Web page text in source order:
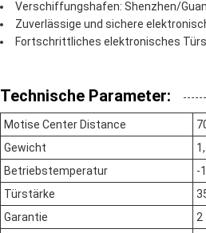
Verschiffungshafen: Shenzhen/
Zuverlässige und sichere
Fortschrittliches elektronisches
Technische Parameter:
Motise Center Distance
Gewicht
Betriebstemperatur
-
Türstärke
Garantie
2